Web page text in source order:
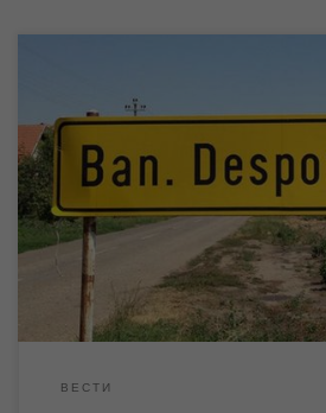
Према најави ЕПС-а, због радова на
30.03.2016. године од 9,00 до 14,00
испорука електричне енергије
Деспотовац, па ће самим тим без
пумпе које снабдевају водом
места. Из тих разлога у наведеном
ВЕСТИ